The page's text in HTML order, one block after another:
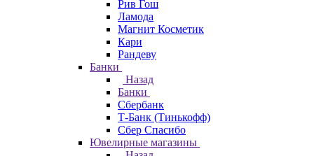
Рив Гош
Ламода
Магнит Косметик
Кари
Рандеву
Банки
Назад
Банки
Сбербанк
Т-Банк (Тинькофф)
Сбер Спасибо
Ювелирные магазины